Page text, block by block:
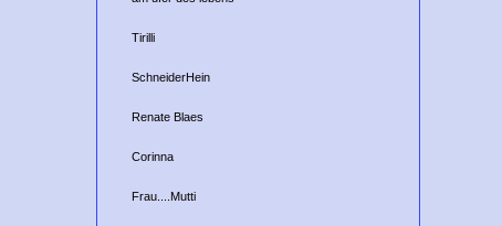
Tirilli
SchneiderHein
Renate Blaes
Corinna
Frau....Mutti